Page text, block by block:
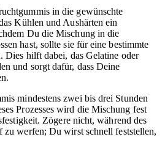
in die gewünschte
Kühlen und Aushärten ein
Du die Mischung in die
hast, sollte sie für eine bestimmte
Dies hilft dabei, das Gelatine oder
und sorgt dafür, dass Deine
mindestens zwei bis drei Stunden
Prozesses wird die Mischung fest
Zögere nicht, während des
werfen; Du wirst schnell feststellen,